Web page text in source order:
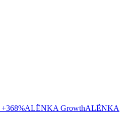
+368%ALЁNKA GrowthALЁNKA